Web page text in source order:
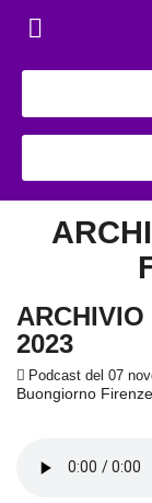
2023
Podcast del 07
Buongiorno